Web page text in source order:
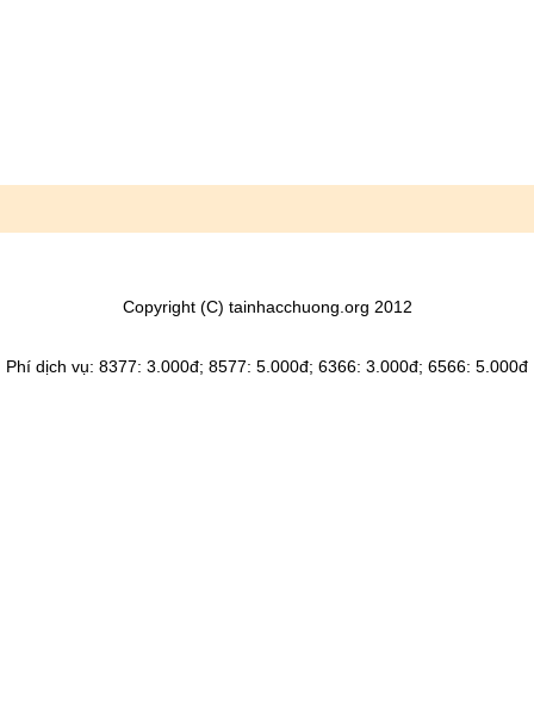
Copyright (C) tainhacchuong.org 2012
Phí dịch vụ: 8377: 3.000đ; 8577: 5.000đ; 6366: 3.000đ; 6566: 5.000đ